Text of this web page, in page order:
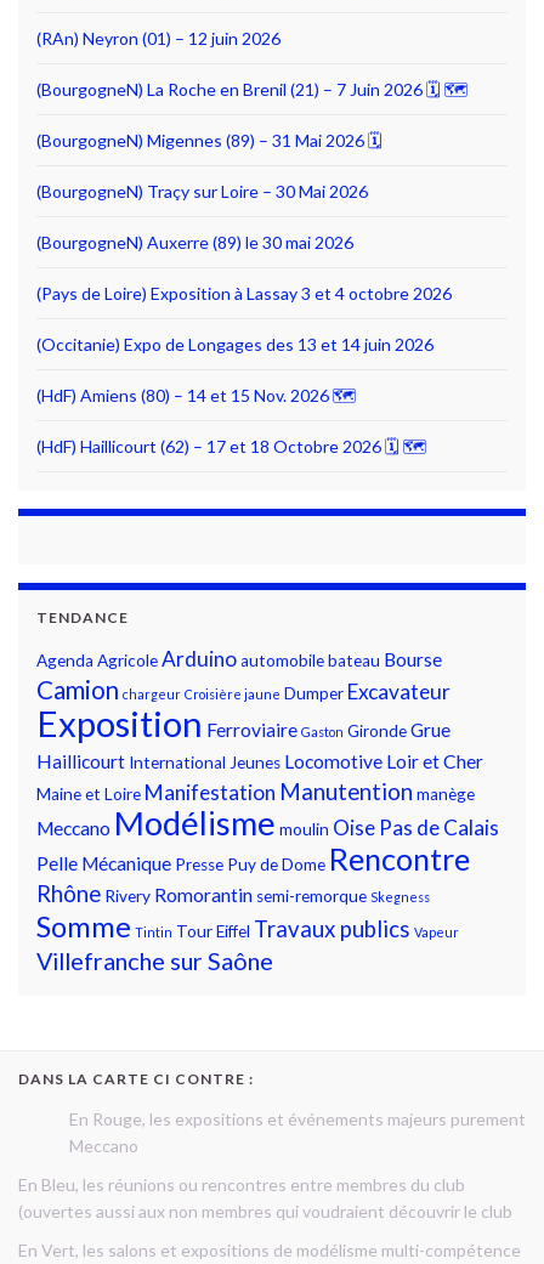
(RAn) Neyron (01) – 12 juin 2026
(BourgogneN) La Roche en Brenil (21) – 7 Juin 2026 🗓 🗺
(BourgogneN) Migennes (89) – 31 Mai 2026 🗓
(BourgogneN) Traçy sur Loire – 30 Mai 2026
(BourgogneN) Auxerre (89) le 30 mai 2026
(Pays de Loire) Exposition à Lassay 3 et 4 octobre 2026
(Occitanie) Expo de Longages des 13 et 14 juin 2026
(HdF) Amiens (80) – 14 et 15 Nov. 2026 🗺
(HdF) Haillicourt (62) – 17 et 18 Octobre 2026 🗓 🗺
TENDANCE
Agenda AgricoleArduinoautomobilebateau Bourse
Camion chargeur Croisière jaune Dumper Excavateur
Exposition Ferroviaire Gaston GirondeGrue
Haillicourt International Jeunes Locomotive Loir et Cher
Maine et Loire Manifestation Manutention manège
Meccano Modélisme moulin Oise Pas de Calais
Pelle Mécanique Presse Puy de Dome Rencontre
Rhône Rivery Romorantin semi-remorque Skegness
Somme Tintin Tour Eiffel Travaux publics Vapeur
Villefranche sur Saône
DANS LA CARTE CI CONTRE :
En Rouge, les expositions et événements majeurs purement
Meccano
En Bleu, les réunions ou rencontres entre membres du club
(ouvertes aussi aux non membres qui voudraient découvrir le club
En Vert, les salons et expositions de modélisme multi-compétence